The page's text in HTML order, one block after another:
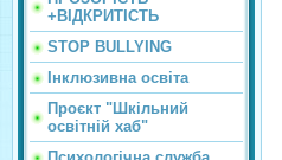
+ВІДКРИТІСТЬ
STOP BULLYING
Інклюзивна освіта
Проєкт "Шкільний
освітній хаб"